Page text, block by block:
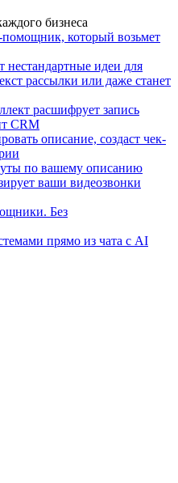
бизнеса
который возьмет
нестандартные идеи для
рассылки или даже станет
расшифрует запись
CRM
описание, создаст чек-
по вашему описанию
ваши видеозвонки
Без
прямо из чата с AI